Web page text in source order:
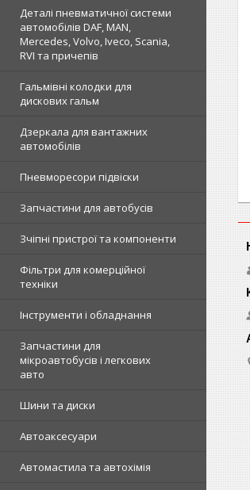
Деталі пневматичної системи
автомобілів DAF, MAN,
Mercedes, Volvo, Iveco, Scania,
RVI та причепів
Гальмівні колодки для
дискових гальм
Дзеркала для вантажних
автомобілів
Пневморесори підвіски
Запчастини для автобусів
Зчіпні пристрої та компоненти
Фільтри для комерційної
техніки
Інструменти і обладнання
Запчастини для
мікроавтобусів і легкових
авто
Шини та диски
Автоаксесуари
Автомастила та автохімія